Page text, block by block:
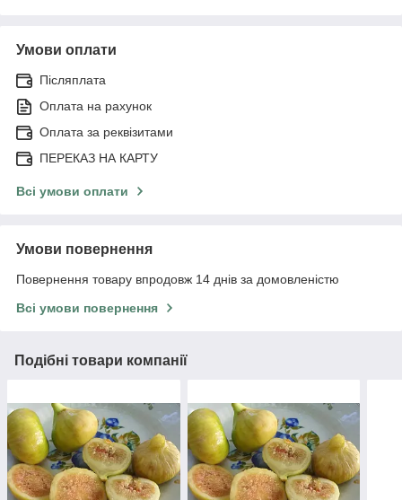
Умови оплати
Післяплата
Оплата на рахунок
Оплата за реквізитами
ПЕРЕКАЗ НА КАРТУ
Всі умови оплати
Умови повернення
Повернення товару впродовж 14 днів за домовленістю
Всі умови повернення
Подібні товари компанії